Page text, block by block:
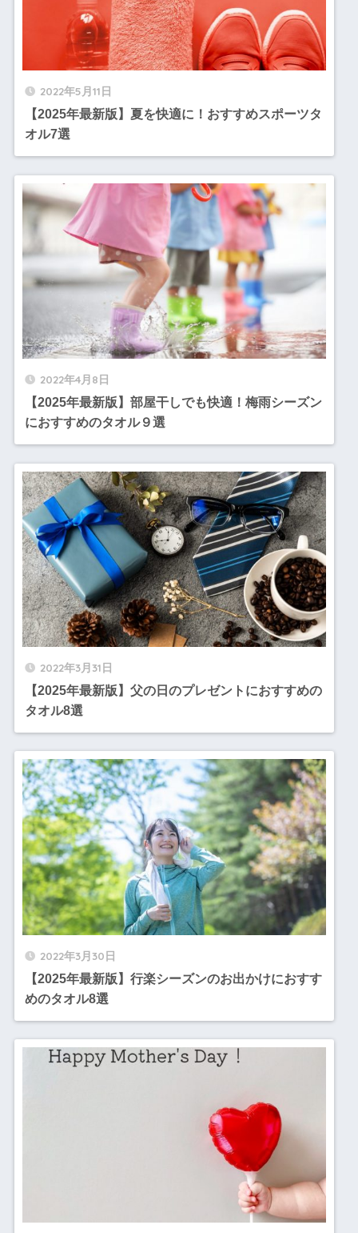
2022年5月11日
【2025年最新版】夏を快適に！おすすめスポーツタ
オル7選
2022年4月8日
【2025年最新版】部屋干しでも快適！梅雨シーズン
におすすめのタオル９選
2022年3月31日
【2025年最新版】父の日のプレゼントにおすすめの
タオル8選
2022年3月30日
【2025年最新版】行楽シーズンのお出かけにおすす
めのタオル8選